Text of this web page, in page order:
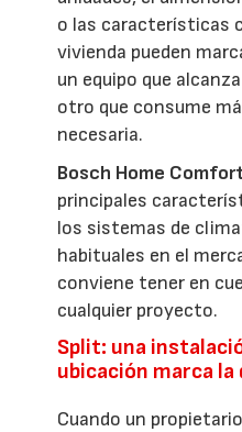
o las características
vivienda pueden
un equipo que
otro que consume
necesaria.
Bosch Home Comfort
principales
los sistemas de
habituales en el
conviene tener en
cualquier proyecto.
Split: una
ubicación marca
Cuando un